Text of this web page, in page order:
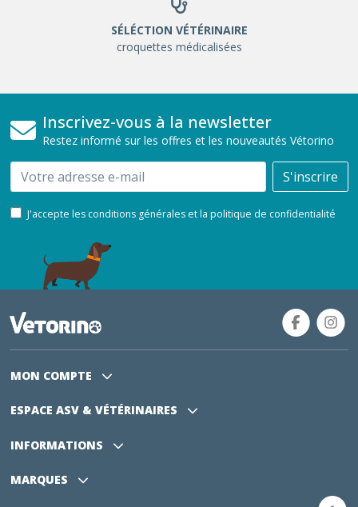
SÉLÉCTION VÉTÉRINAIRE
croquettes médicalisées
Inscrivez-vous à la newsletter
Restez informé sur les offres et les nouveautés Vétorino
Email S'inscrire
J'accepte les conditions générales et la politique de confidentialité
MON COMPTE
ESPACE ASV & VÉTÉRINAIRES
INFORMATIONS
MARQUES